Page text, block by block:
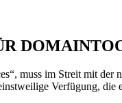
muss im Streit mit der
Verfügung,